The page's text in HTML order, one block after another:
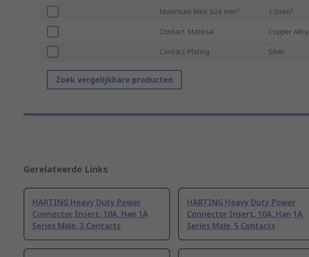
Maximum Wire Size mm² 1.5mm²
Contact Material Copper Alloy
Contact Plating Silver
Zoek vergelijkbare producten
Gerelateerde Links
HARTING Heavy Duty Power
Connector Insert, 10A, Han 1A
Series Male, 3 Contacts
HARTING Heavy Duty Power
Connector Insert, 10A, Han 1A
Series Male, 5 Contacts